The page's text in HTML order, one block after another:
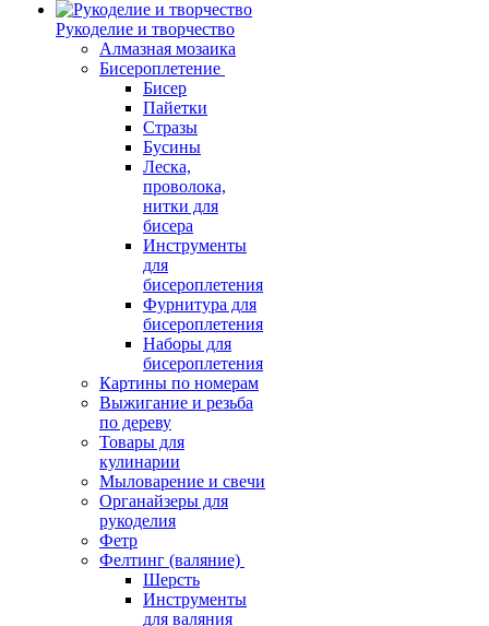
Рукоделие и творчество
Алмазная мозаика
Бисероплетение
Бисер
Пайетки
Стразы
Бусины
Леска,
проволока,
нитки для
бисера
Инструменты
для
бисероплетения
Фурнитура для
бисероплетения
Наборы для
бисероплетения
Картины по номерам
Выжигание и резьба
по дереву
Товары для
кулинарии
Мыловарение и свечи
Органайзеры для
рукоделия
Фетр
Фелтинг (валяние)
Шерсть
Инструменты
для валяния